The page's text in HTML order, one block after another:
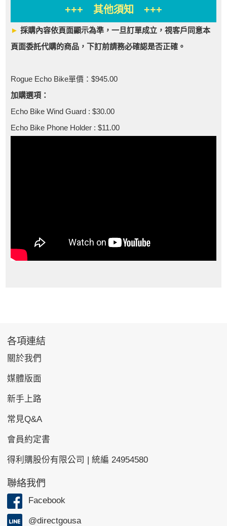
+++ 其他須知 +++
►採購內容依頁面顯示為準，一旦訂單成立，視客戶同意本
頁面委託代購的商品，下訂前請務必確認是否正確。
Rogue Echo Bike單價：$945.00
加購選項：
Echo Bike Wind Guard : $30.00
Echo Bike Phone Holder : $11.00
各項連結
關於我們
媒體版面
新手上路
常見Q&A
會員約定書
得利購股份有限公司 | 統編 24954580
聯絡我們
Facebook
@directgousa